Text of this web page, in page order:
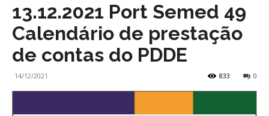
13.12.2021 Port Semed 49
Calendário de prestação
de contas do PDDE
14/12/2021 0
833